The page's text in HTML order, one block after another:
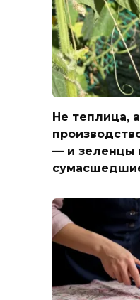
Не теплица,
— и зеленцы